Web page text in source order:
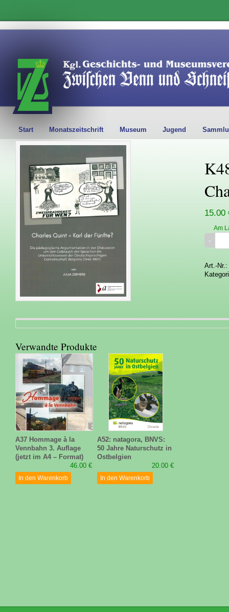
Start Monatszeitschrift Museum Jugend
15.00
Am
Art.-Nr.:
Verwandte Produkte
A37 Hommage à la
Vennbahn 3. Auflage
(jetzt im A4 – Format)
46.00 €
In den Warenkorb
A52: natagora, BNVS:
50 Jahre Naturschutz in
Ostbelgien
20.00 €
In den Warenkorb